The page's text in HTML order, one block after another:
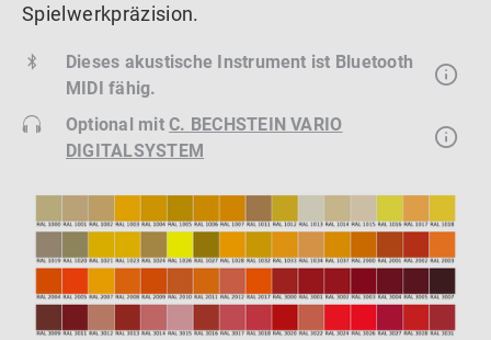
Spielwerkpräzision.
Dieses akustische Instrument ist Bluetooth
MIDI fähig.
Optional mitC. BECHSTEIN VARIO
DIGITALSYSTEM